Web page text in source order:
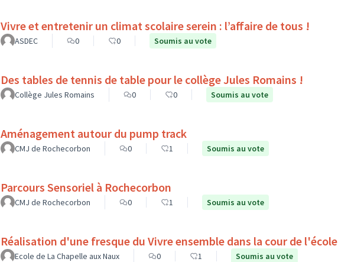
Vivre et entretenir un climat scolaire serein : l’affaire de tous !
ASDEC 0 0 Soumis au vote
Des tables de tennis de table pour le collège Jules Romains !
Collège Jules Romains 0 0 Soumis au vote
Aménagement autour du pump track
CMJ de Rochecorbon 0 1 Soumis au vote
Parcours Sensoriel à Rochecorbon
CMJ de Rochecorbon 0 1 Soumis au vote
Réalisation d'une fresque du Vivre ensemble dans la cour de l'école
Ecole de La Chapelle aux Naux 0 1 Soumis au vote